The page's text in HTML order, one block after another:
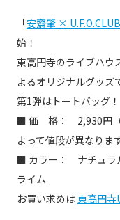
「安齋肇 ×
始！
東高円寺のライブハウ
よるオリジナルグッズ
第1弾はトートバッグ！
■ 価 格： 2,930円（
よって値段が異なりま
■ カラー： ナチュ
ライム
お買い求めは東高円寺